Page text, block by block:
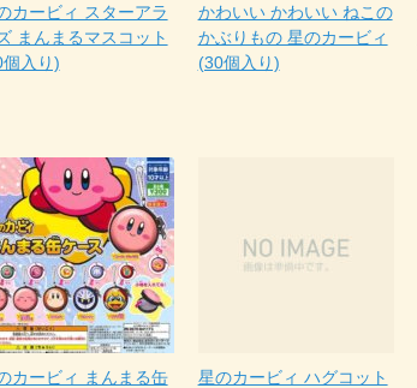
カービィ スターアラ
まんまるマスコット
個入り)
かわいい かわいい ねこの
かぶりもの 星のカービィ
(30個入り)
カービィ まんまる缶
星のカービィ ハグコット